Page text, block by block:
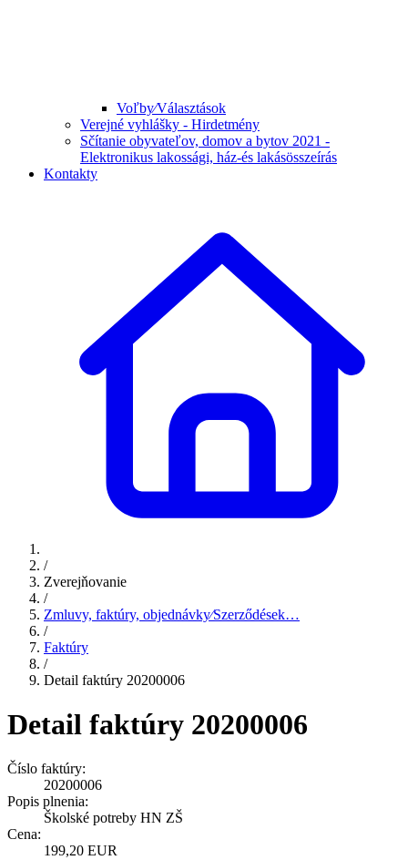
Voľby⁄Választások
Verejné vyhlášky - Hirdetmény
Sčítanie obyvateľov, domov a bytov 2021 -
Elektronikus lakossági, ház-és lakásösszeírás
Kontakty
/
Zverejňovanie
/
Zmluvy, faktúry, objednávky⁄Szerződések…
/
Faktúry
/
Detail faktúry 20200006
Detail faktúry 20200006
Číslo faktúry:
20200006
Popis plnenia:
Školské potreby HN ZŠ
Cena:
199,20 EUR